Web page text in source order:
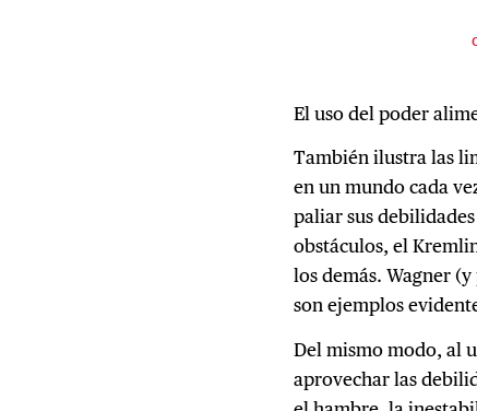
El uso del poder
También ilustra las
en un mundo cada
paliar sus
obstáculos, el
los demás. Wagner
son ejemplos
Del mismo modo, al
aprovechar las